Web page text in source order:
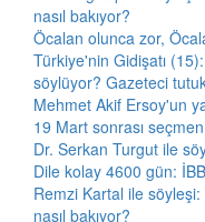
nasıl bakıyor?
Öcalan olunca zor,
Türkiye'nin Gidişatı
söylüyor? Gazeteci
Mehmet Akif Ersoy'un
19 Mart sonrası
Dr. Serkan Turgut ile
Dile kolay 4600 gün:
Remzi Kartal ile
nasıl bakıyor?